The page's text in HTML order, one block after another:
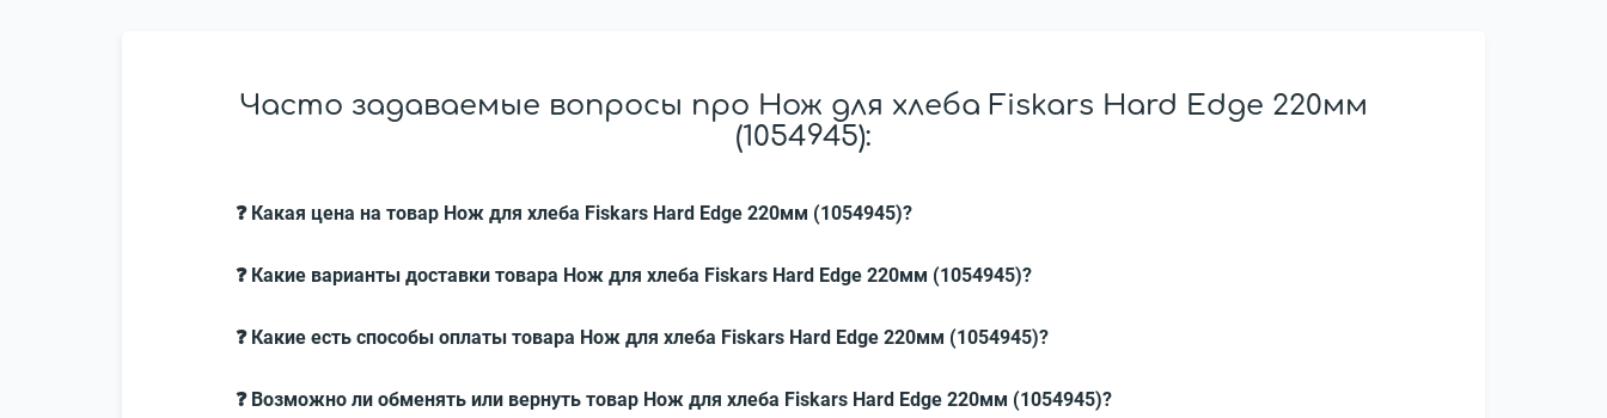
Часто задаваемые вопросы про Нож для хлеба Fiskars Hard Edge 220мм
(1054945):
❓ Какая цена на товар Нож для хлеба Fiskars Hard Edge 220мм (1054945)?
❓ Какие варианты доставки товара Нож для хлеба Fiskars Hard Edge 220мм (1054945)?
❓ Какие есть способы оплаты товара Нож для хлеба Fiskars Hard Edge 220мм (1054945)?
❓ Возможно ли обменять или вернуть товар Нож для хлеба Fiskars Hard Edge 220мм (1054945)?